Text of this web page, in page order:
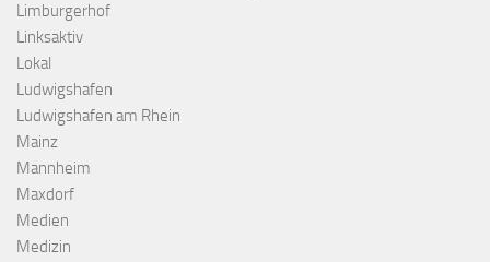
Limburgerhof
Linksaktiv
Lokal
Ludwigshafen
Ludwigshafen am Rhein
Mainz
Mannheim
Maxdorf
Medien
Medizin